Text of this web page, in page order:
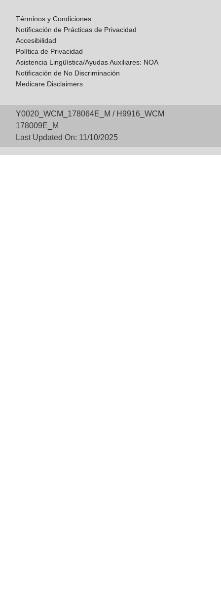
Términos y Condiciones
Notificación de Prácticas de Privacidad
Accesibilidad
Política de Privacidad
Asistencia Lingüística/Ayudas Auxiliares: NOA
Notificación de No Discriminación
Medicare Disclaimers
Y0020_WCM_178064E_M / H9916_WCM
178009E_M
Last Updated On: 11/10/2025